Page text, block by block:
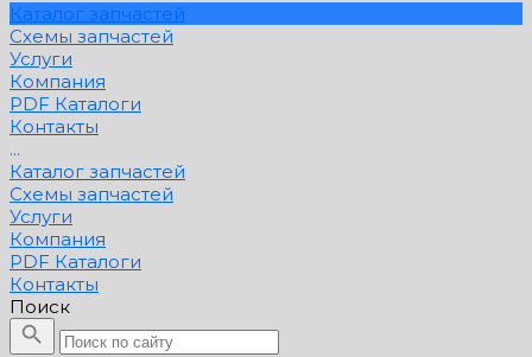
Каталог запчастей
Схемы запчастей
Услуги
Компания
PDF Каталоги
Контакты
...
Каталог запчастей
Схемы запчастей
Услуги
Компания
PDF Каталоги
Контакты
Поиск